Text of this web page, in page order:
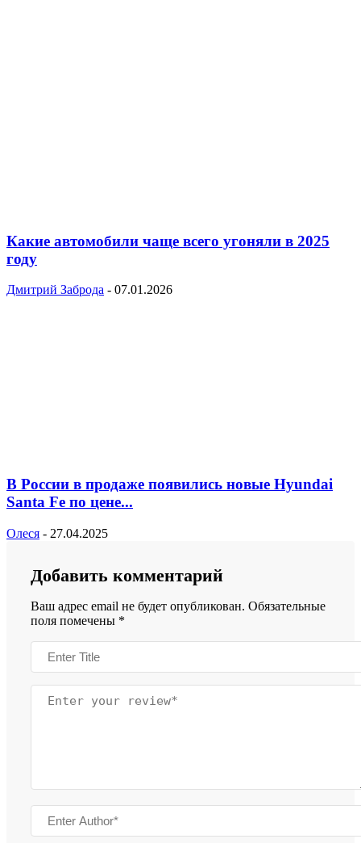
Какие автомобили чаще всего угоняли в 2025
году
Дмитрий Заброда - 07.01.2026
В России в продаже появились новые Hyundai
Santa Fe по цене...
Олеся - 27.04.2025
Добавить комментарий
Ваш адрес email не будет опубликован. Обязательные
поля помечены *